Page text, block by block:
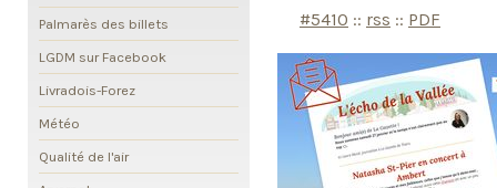
#5410 :: rss :: PDF
Palmarès des billets
LGDM sur Facebook
Livradois-Forez
Météo
Qualité de l'air